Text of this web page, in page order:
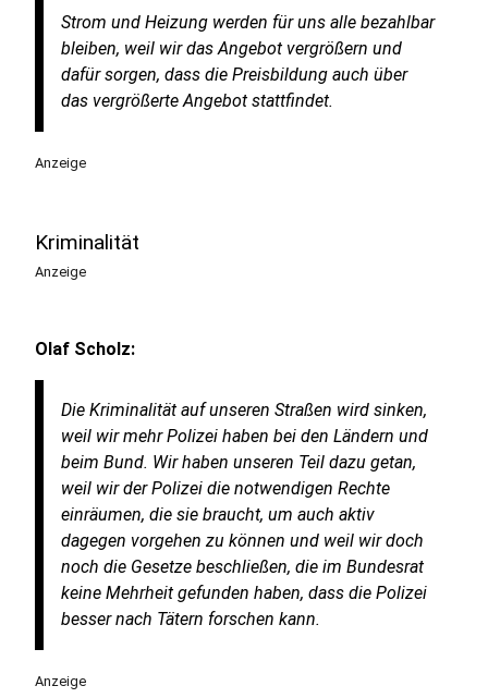
Strom und Heizung werden für uns alle bezahlbar
bleiben, weil wir das Angebot vergrößern und
dafür sorgen, dass die Preisbildung auch über
das vergrößerte Angebot stattfindet.
Anzeige
Kriminalität
Anzeige
Olaf Scholz:
Die Kriminalität auf unseren Straßen wird sinken,
weil wir mehr Polizei haben bei den Ländern und
beim Bund. Wir haben unseren Teil dazu getan,
weil wir der Polizei die notwendigen Rechte
einräumen, die sie braucht, um auch aktiv
dagegen vorgehen zu können und weil wir doch
noch die Gesetze beschließen, die im Bundesrat
keine Mehrheit gefunden haben, dass die Polizei
besser nach Tätern forschen kann.
Anzeige